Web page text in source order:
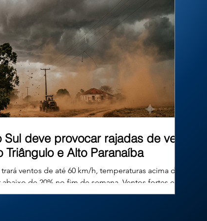
inéditos. Mas afinal, existe algum limite para
essa criatividade? No Brasil, um
deve provocar rajadas de vento
Triângulo e Alto Paranaíba
ventos de até 60 km/h, temperaturas acima de 36
de 20% no fim de semana. Ventos fortes e
no interior mineiro com a chegada da frente fria;